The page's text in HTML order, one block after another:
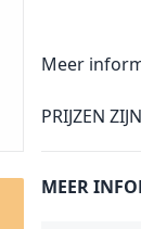
Meer
PRIJZEN
MEER